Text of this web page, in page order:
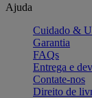
Ajuda
Cuidado &
Garantia
FAQs
Entrega e
Contate-nos
Direito de